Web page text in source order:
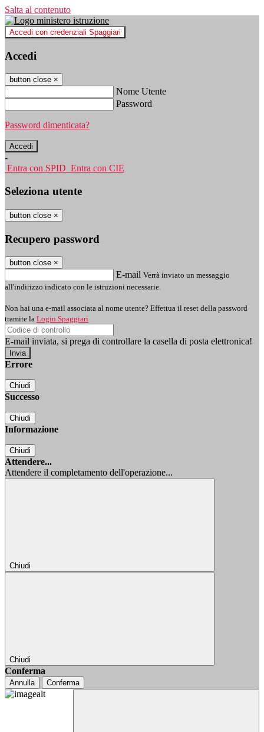
Salta al contenuto
Accedi con credenziali Spaggiari
Accedi
button close ×
Nome Utente
Password
Password dimenticata?
-
Entra con SPID Entra con CIE
Seleziona utente
button close ×
Recupero password
button close ×
E-mail Verrà inviato un messaggio
all'indirizzo indicato con le istruzioni necessarie.
Non hai una e-mail associata al nome utente? Effettua il reset della password
tramite la Login Spaggiari
E-mail inviata, si prega di controllare la casella di posta elettronica!
Errore
Chiudi
Successo
Chiudi
Informazione
Chiudi
Attendere...
Attendere il completamento dell'operazione...
Chiudi
Chiudi
Conferma
Annulla Conferma